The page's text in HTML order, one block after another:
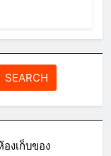
งเก็บของ